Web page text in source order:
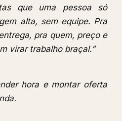
que uma pessoa só
alta, sem equipe. Pra
pra quem, preço e
virar trabalho braçal.”
hora e montar oferta